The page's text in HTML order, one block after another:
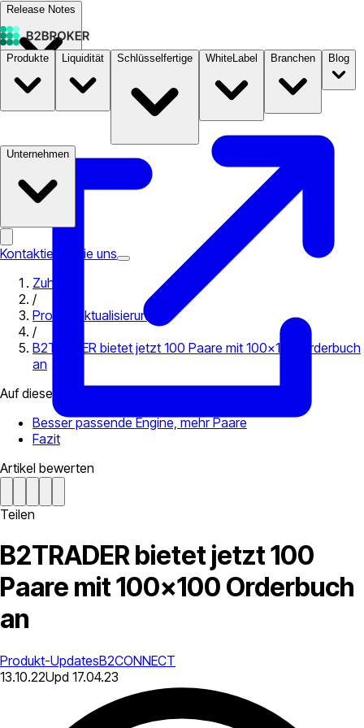
Release Notes
Dokumentation B2STORE
Produkte Liquidität Schlüsselfertige WhiteLabel Branchen Blog
Unternehmen
Kontaktieren Sie uns
Zuhause
/
Produktaktualisierungen
/
B2TRADER bietet jetzt 100 Paare mit 100×100 Orderbuch
an
Auf dieser Seite
Besser passende Engine, mehr Paare
Fazit
Artikel bewerten
Teilen
B2TRADER bietet jetzt 100
Paare mit 100×100 Orderbuch
an
Produkt-UpdatesB2CONNECT
13.10.22Upd 17.04.23